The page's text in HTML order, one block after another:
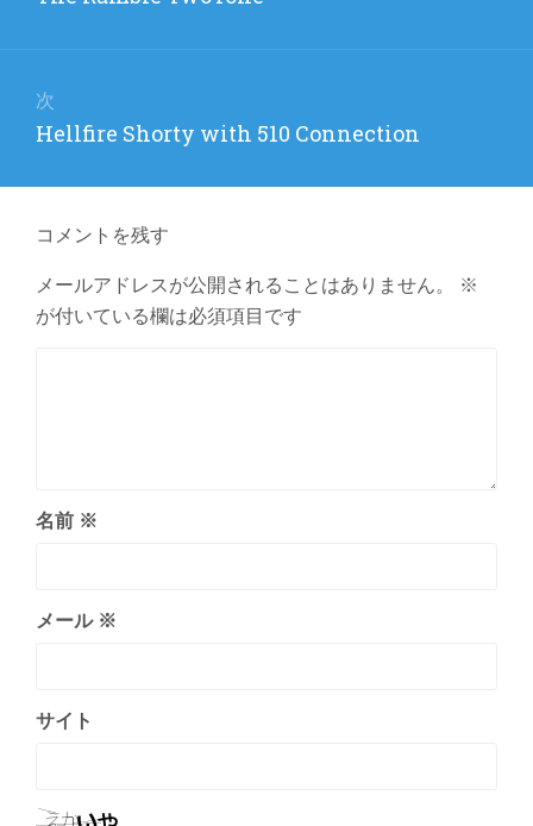
シ
次
次
投
Hellfire Shorty with 510 Connection
コメントを残す
メールアドレスが公開されることはありません。
※
が付いている欄は必須項目です
名前 ※
メール ※
サイト